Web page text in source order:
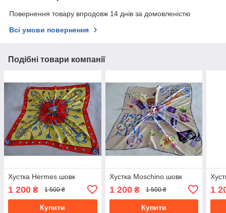
Повернення товару впродовж 14 днів за домовленістю
Всі умови повернення
Подібні товари компанії
Хустка Hermes шовк
1 200 ₴ 1 500 ₴
Купити
Хустка Moschino шовк
1 200₴ 1 500 ₴
Купити
1